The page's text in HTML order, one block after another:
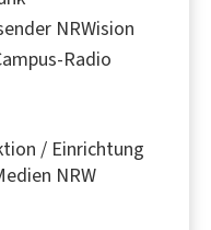
NRWision
Radio
/ Einrichtung
NRW